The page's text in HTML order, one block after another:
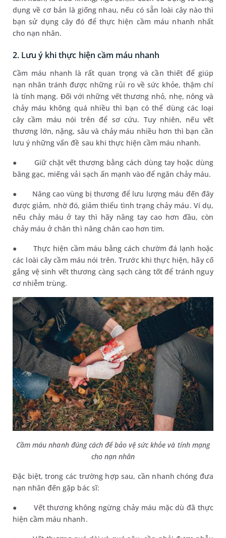
dụng về cơ bản là giống nhau, nếu có sẵn loài cây nào thì
bạn sử dụng cây đó để thực hiện cầm máu nhanh nhất
cho nạn nhân.
2. Lưu ý khi thực hiện cầm máu nhanh
Cầm máu nhanh là rất quan trọng và cần thiết để giúp
nạn nhân tránh được những rủi ro về sức khỏe, thậm chí
là tính mạng. Đối với những vết thương nhỏ, nhẹ, nông và
chảy máu không quá nhiều thì bạn có thể dùng các loại
cây cầm máu nói trên để sơ cứu. Tuy nhiên, nếu vết
thương lớn, nặng, sâu và chảy máu nhiều hơn thì bạn cần
lưu ý những vấn đề sau khi thực hiện cầm máu nhanh.
●
Giữ chặt vết thương bằng cách dùng tay hoặc dùng
băng gạc, miếng vải sạch ấn mạnh vào để ngăn chảy máu.
●
Nâng cao vùng bị thương để lưu lượng máu đến đây
được giảm, nhờ đó, giảm thiểu tình trạng chảy máu. Ví dụ,
nếu chảy máu ở tay thì hãy nâng tay cao hơn đầu, còn
chảy máu ở chân thì nâng chân cao hơn tim.
●
Thực hiện cầm máu bằng cách chườm đá lạnh hoặc
các loài cây cầm máu nói trên. Trước khi thực hiện, hãy cố
gắng vệ sinh vết thương càng sạch càng tốt để tránh nguy
cơ nhiễm trùng.
Cầm máu nhanh đúng cách để bảo vệ sức khỏe và tính mạng
cho nạn nhân
Đặc biệt, trong các trường hợp sau, cần nhanh chóng đưa
nạn nhân đến gặp bác sĩ:
●
Vết thương không ngừng chảy máu mặc dù đã thực
hiện cầm máu nhanh.